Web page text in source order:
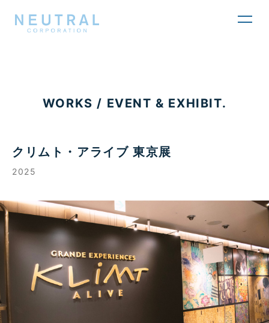
WORKS / EVENT & EXHIBIT.
クリムト・アライブ 東京展
2025